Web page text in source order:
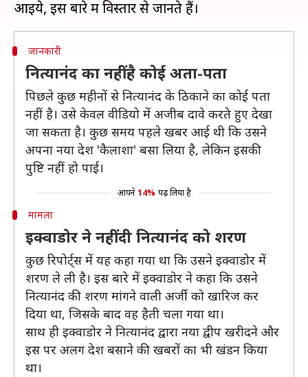
जानकारी
नित्यानंद का नहीं है कोई अता-पता
पिछले कुछ महीनों से नित्यानंद के ठिकाने का कोई पता
नहीं है। उसे केवल वीडियो में अजीब दावे करते हुए देखा
जा सकता है। कुछ समय पहले खबर आई थी कि उसने
अपना नया देश 'कैलाशा' बसा लिया है, लेकिन इसकी
पुष्टि नहीं हो पाई।
आपने 14% पढ़ लिया है
मामला
इक्वाडोर ने नहीं दी नित्यानंद को शरण
कुछ रिपोर्ट्स में यह कहा गया था कि उसने इक्वाडोर में
शरण ले ली है। इस बारे में इक्वाडोर ने कहा कि उसने
नित्यानंद की शरण मांगने वाली अर्जी को खारिज कर
दिया था, जिसके बाद वह हैती चला गया था।
साथ ही इक्वाडोर ने नित्यानंद द्वारा नया द्वीप खरीदने और
इस पर अलग देश बसाने की खबरों का भी खंडन किया
था।